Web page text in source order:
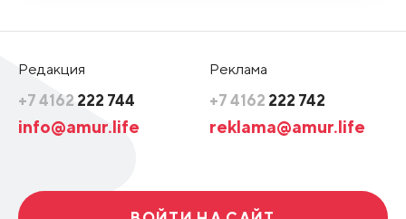
Редакция
+7 4162 222 744
info@amur.life
Реклама
+7 4162 222 742
reklama@amur.life